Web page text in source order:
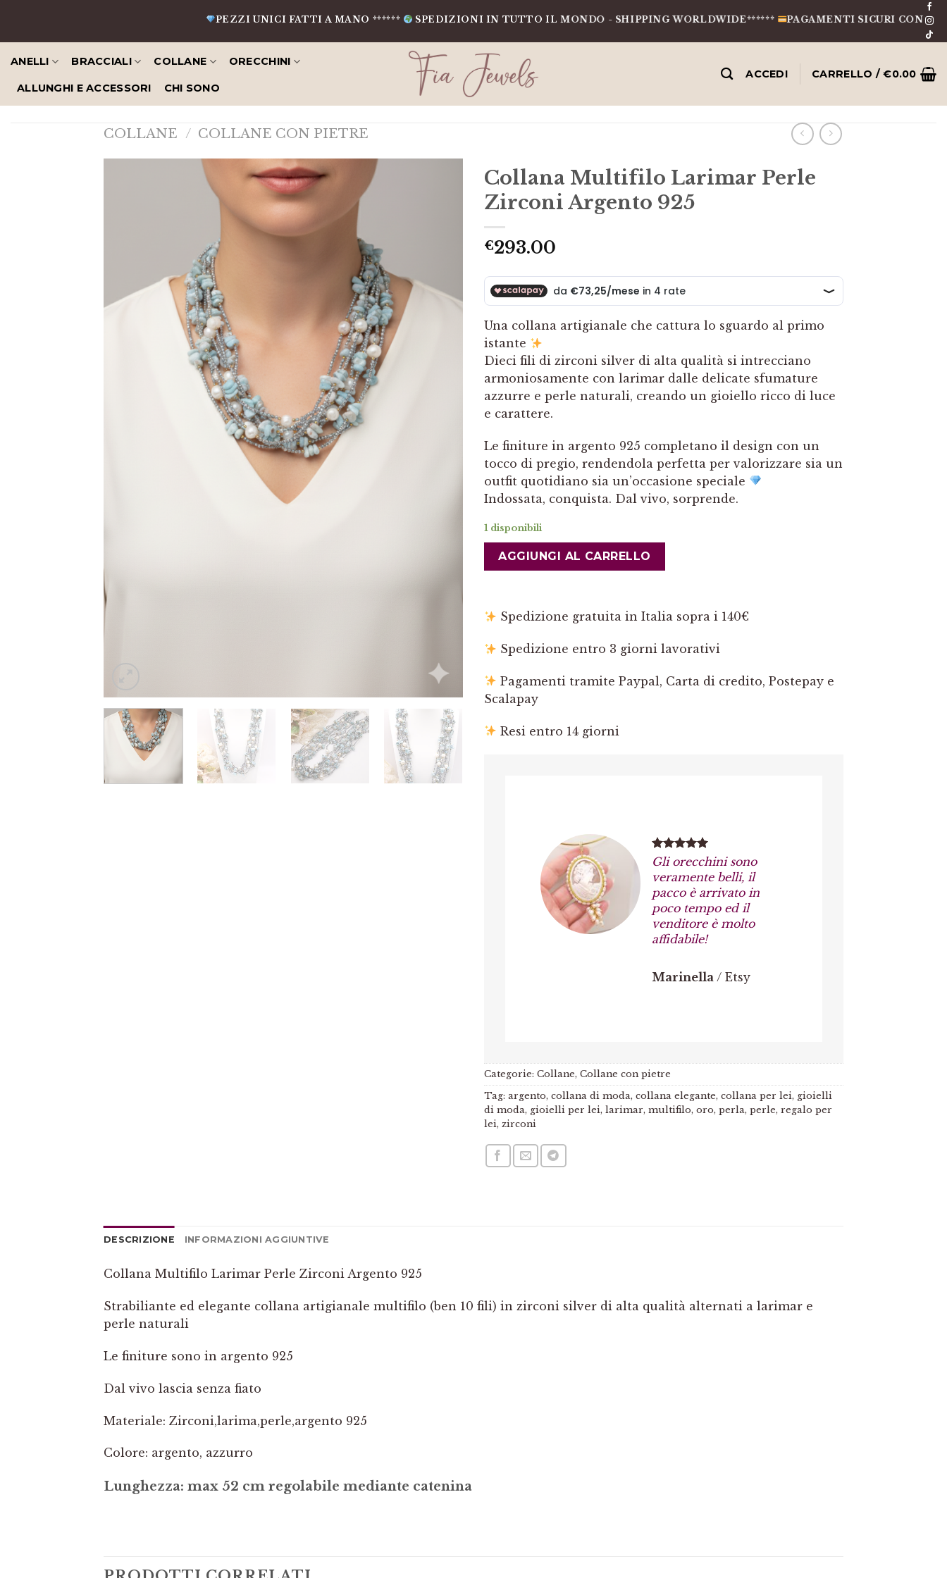
contenuto
PEZZI UNICI FATTI A MANO ****** SPEDIZIONI IN TUTTO IL MONDO - SHIPPING WORLDWIDE****** PAGAMENTI SICURI CON CARTE,
ANELLI BRACCIALI COLLANE ORECCHINI
ALLUNGHI E ACCESSORI CHI SONO
ACCEDI CARRELLO /€0.00
COLLANE / COLLANE CON PIETRE
Collana Multifilo Larimar Perle
Zirconi Argento 925
€293.00
Una collana artigianale che cattura lo sguardo al primo
istante
Dieci fili di zirconi silver di alta qualità si intrecciano
armoniosamente con larimar dalle delicate sfumature
azzurre e perle naturali, creando un gioiello ricco di luce
e carattere.
Le finiture in argento 925 completano il design con un
tocco di pregio, rendendola perfetta per valorizzare sia un
outfit quotidiano sia un’occasione speciale
Indossata, conquista. Dal vivo, sorprende.
1 disponibili
AGGIUNGI AL CARRELLO
Spedizione gratuita in Italia sopra i 140€
Spedizione entro 3 giorni lavorativi
Pagamenti tramite Paypal, Carta di credito, Postepay e
Scalapay
Resi entro 14 giorni
Gli orecchini sono
veramente belli, il
pacco è arrivato in
poco tempo ed il
venditore è molto
affidabile!
Marinella / Etsy
Categorie: Collane, Collane con pietre
Tag: argento, collana di moda, collana elegante, collana per lei, gioielli
di moda, gioielli per lei, larimar, multifilo, oro, perla, perle, regalo per
lei, zirconi
DESCRIZIONE INFORMAZIONI AGGIUNTIVE
Collana Multifilo Larimar Perle Zirconi Argento 925
Strabiliante ed elegante collana artigianale multifilo (ben 10 fili) in zirconi silver di alta qualità alternati a larimar e
perle naturali
Le finiture sono in argento 925
Dal vivo lascia senza fiato
Materiale: Zirconi,larima,perle,argento 925
Colore: argento, azzurro
Lunghezza: max 52 cm regolabile mediante catenina